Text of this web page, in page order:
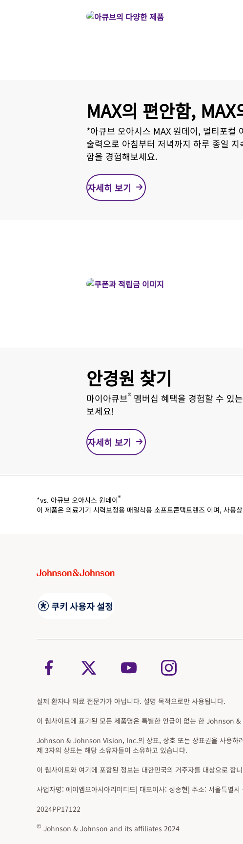
MAX의 편안함,
*아큐브 오아시스 MAX 원데이, 멀티포컬
술력으로 아침부터 저녁까지 하루 종일 지
함을 경험해보세요.
자세히 보기
안경원 찾기
마이아큐브® 멤버십 혜택을 경험할 수 있
보세요!
자세히 보기
*vs. 아큐브 오아시스 원데이®
이 제품은 의료기기 시력보정용 매일착용 소프트콘택트렌즈 이며, 사용
쿠키 사용자 설정
실제 환자나 의료 전문가가 아닙니다. 설명 목적으로만 사용됩니다.
이 웹사이트에 표기된 모든 제품명은 특별한 언급이 없는 한 Johnson
Johnson & Johnson Vision, Inc.의 상표, 상호 또는 상표권을 사용하
제 3자의 상표는 해당 소유자들이 소유하고 있습니다.
이 웹사이트와 여기에 포함된 정보는 대한민국의 거주자를 대상으로 합
사업자명: 에이엠오아시아리미티드| 대표이사: 성종현| 주소: 서울특별
2024PP17122
© Johnson & Johnson and its affiliates 2024